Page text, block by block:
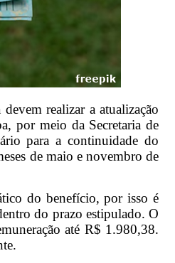
realizar a atualização
por meio da Secretaria de
para a continuidade do
de maio e novembro de
do benefício, por isso é
do prazo estipulado. O
até R$ 1.980,38.